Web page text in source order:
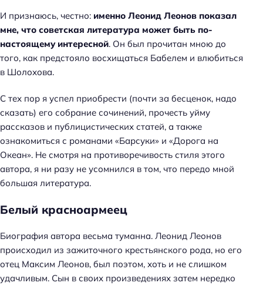
И признаюсь, честно: именно Леонид Леонов показал
мне, что советская литература может быть по-
настоящему интересной. Он был прочитан мною до
того, как предстояло восхищаться Бабелем и влюбиться
в Шолохова.
С тех пор я успел приобрести (почти за бесценок, надо
сказать) его собрание сочинений, прочесть уйму
рассказов и публицистических статей, а также
ознакомиться с романами «Барсуки» и «Дорога на
Океан». Не смотря на противоречивость стиля этого
автора, я ни разу не усомнился в том, что передо мной
большая литература.
Белый красноармеец
Биография автора весьма туманна. Леонид Леонов
происходил из зажиточного крестьянского рода, но его
отец Максим Леонов, был поэтом, хоть и не слишком
удачливым. Сын в своих произведениях затем нередко